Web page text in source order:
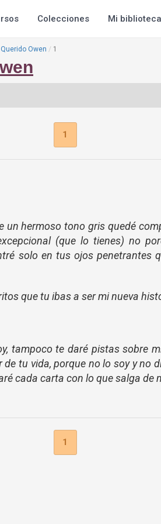
Colecciones Mi biblioteca
Querido Owen 1
1
un hermoso tono gris quedé
(que lo tienes) no
solo en tus ojos penetrantes
que tu ibas a ser mi nueva
tampoco te daré pistas sobre
de tu vida, porque no lo soy y no
cada carta con lo que salga de
1